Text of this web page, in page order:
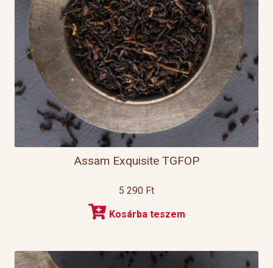
Assam Exquisite TGFOP
5 290 Ft
Kosárba teszem